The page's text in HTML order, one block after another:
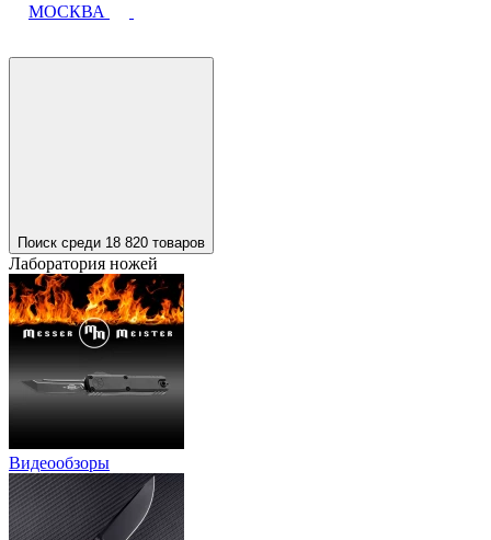
МОСКВА
Поиск среди 18 820 товаров
Лаборатория ножей
Видеообзоры